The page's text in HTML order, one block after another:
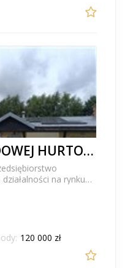
SPRZEDAŻ DOCHODOWEJ HURTOWNI SPOŻYWCZEJ Z NIERUCHOMOŚCIĄ
na rynku
przeds...
120 000 zł